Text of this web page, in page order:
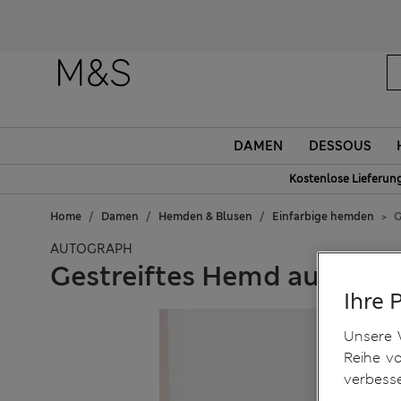
DAMEN DESSOUS
Kostenlose
Home Damen Hemden & Blusen Einfarbige hemden
AUTOGRAPH
Gestreiftes Hemd aus
Ihre
Unsere
Reihe